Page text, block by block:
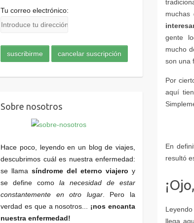
Tu correo electrónico:
Sobre nosotros
Hace poco, leyendo en un blog de viajes,
descubrimos cuál es nuestra enfermedad:
se llamasíndrome del eterno viajero y
se define comola necesidad de estar
constantemente en otro lugar. Pero la
verdad es que a nosotros... ¡nos encanta
nuestra enfermedad!